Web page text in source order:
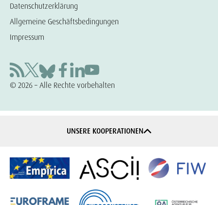
Datenschutzerklärung
Allgemeine Geschäftsbedingungen
Impressum
© 2026 – Alle Rechte vorbehalten
UNSERE KOOPERATIONEN